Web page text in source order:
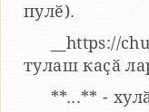
пулӗ).
__https://
тулаш каҫӑ
**...** -